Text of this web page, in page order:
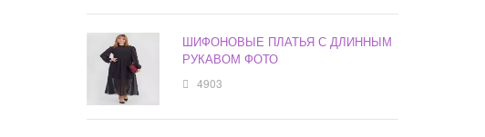
ШИФОНОВЫЕ ПЛАТЬЯ С ДЛИННЫМ
РУКАВОМ ФОТО
4903